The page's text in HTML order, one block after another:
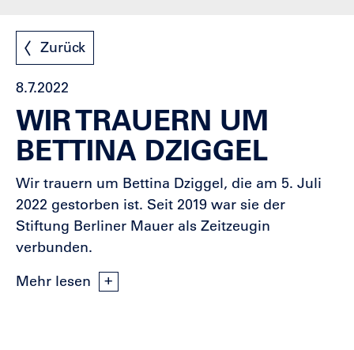
Zurück
8.7.2022
WIR TRAUERN UM
BETTINA DZIGGEL
Wir trauern um Bettina Dziggel, die am 5. Juli
2022 gestorben ist. Seit 2019 war sie der
Stiftung Berliner Mauer als Zeitzeugin
verbunden.
Mehr lesen